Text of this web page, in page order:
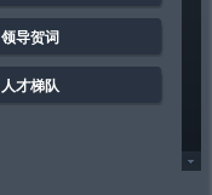
领导贺词
人才梯队